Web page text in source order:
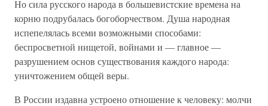
Но сила русского народа в большевистские времена на
корню подрубалась богоборчеством. Душа народная
испепелялась всеми возможными способами:
беспросветной нищетой, войнами и — главное —
разрушением основ существования каждого народа:
уничтожением общей веры.
В России издавна устроено отношение к человеку: молчи